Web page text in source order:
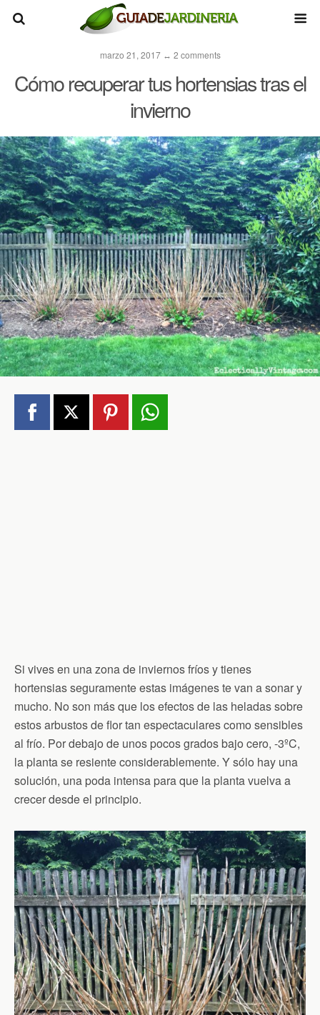
marzo 21, 2017 ↔ 2 comments
Cómo recuperar tus hortensias tras el
invierno
Si vives en una zona de inviernos fríos y tienes
hortensias seguramente estas imágenes te van a sonar y
mucho. No son más que los efectos de las heladas sobre
estos arbustos de flor tan espectaculares como sensibles
al frío. Por debajo de unos pocos grados bajo cero, -3ºC,
la planta se resiente considerablemente. Y sólo hay una
solución, una poda intensa para que la planta vuelva a
crecer desde el principio.